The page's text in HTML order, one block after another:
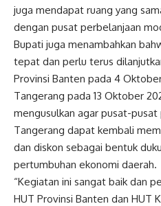
juga mendapat ruang yang
dengan pusat perbelanjaan
Bupati juga menambahkan
tepat dan perlu terus
Provinsi Banten pada 4
Tangerang pada 13 Oktober
mengusulkan agar pusat-
Tangerang dapat kembali
dan diskon sebagai bentuk
pertumbuhan ekonomi daerah.
“Kegiatan ini sangat baik dan
HUT Provinsi Banten dan HUT